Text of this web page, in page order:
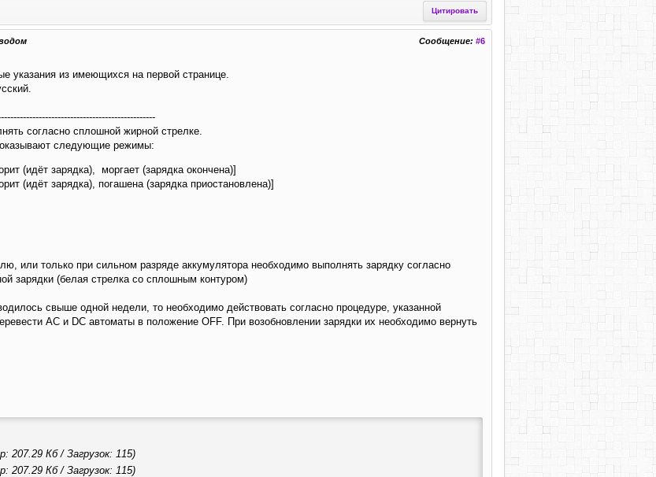
Цитировать
Сообщение: #6
указания из имеющихся на первой странице.
согласно сплошной жирной стрелке.
следующие режимы:
(идёт зарядка), моргает (зарядка окончена)]
(идёт зарядка), погашена (зарядка приостановлена)]
или только при сильном разряде аккумулятора необходимо выполнять зарядку согласно
зарядки (белая стрелка со сплошным контуром)
свыше одной недели, то необходимо действовать согласно процедуре, указанной
AC и DC автоматы в положение OFF. При возобновлении зарядки их необходимо вернуть
207.29 Кб / Загрузок: 115)
207.29 Кб / Загрузок: 115)